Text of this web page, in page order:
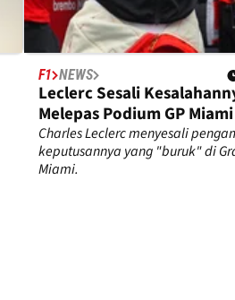
F1 NEWS
Leclerc Sesali
Melepas Podium GP Miami
Charles Leclerc menyesali
keputusannya yang "buruk" di
Miami.